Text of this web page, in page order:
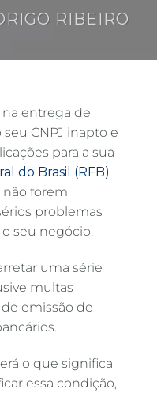
RIBEIRO
na entrega de
CNPJ inapto e
para a sua
do Brasil (RFB)
não forem
problemas
seu negócio.
uma série
multas
emissão de
o que significa
essa condição,